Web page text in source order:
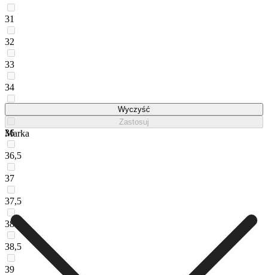
31
32
33
34
36
36,5
37
37,5
38
38,5
39
Wyczyść
Zastosuj
Marka